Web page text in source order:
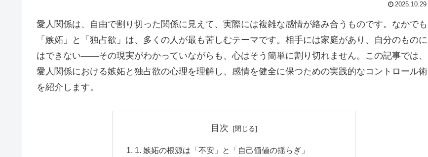
2025.10.29
愛人関係は、自由で割り切った関係に見えて、実際には複雑な感情が絡み合うものです。なかでも
「嫉妬」と「独占欲」は、多くの人が最も苦しむテーマです。相手には家庭があり、自分のものに
はできない――その現実がわかっていながらも、心はそう簡単に割り切れません。この記事では、
愛人関係における嫉妬と独占欲の心理を理解し、感情を健全に保つための実践的なコントロール術
を紹介します。
目次
1. 嫉妬の根源は「不安」と「自己価値の揺らぎ」